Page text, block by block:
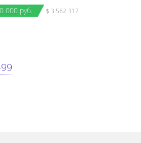
000 руб.
$ 3 562 317